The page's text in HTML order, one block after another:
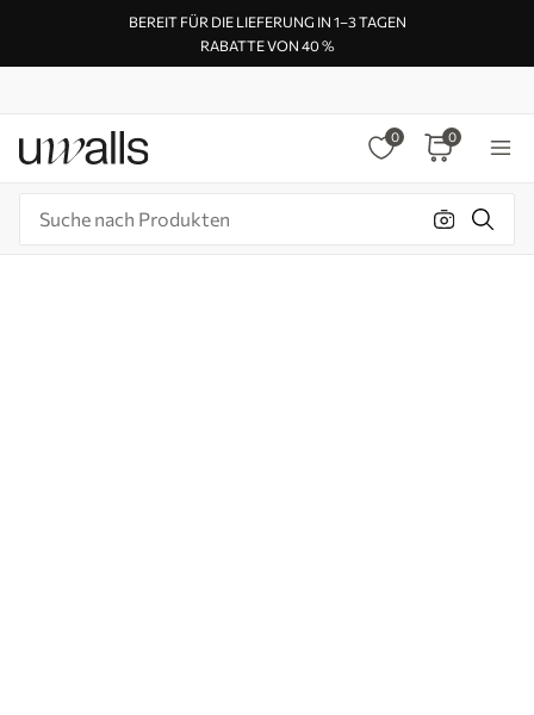
BEREIT FÜR DIE LIEFERUNG IN 1–3 TAGEN
RABATTE VON 40 %
0 0